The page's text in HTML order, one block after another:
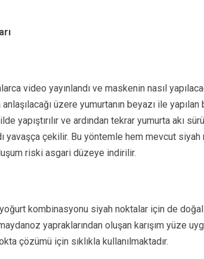
video yayınlandı ve maskenin nasıl
üzere yumurtanın beyazı ile
yapıştırılır ve ardından tekrar yumurta akı
yavaşça çekilir. Bu yöntemle hem mevcut siyah
riski asgari düzeye indirilir.
yoğurt kombinasyonu siyah noktalar için de
yapraklarından oluşan karışım yüze
çözümü için sıklıkla kullanılmaktadır.